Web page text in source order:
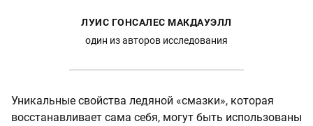
ЛУИС ГОНСАЛЕС МАКДАУЭЛЛ
один из авторов исследования
Уникальные свойства ледяной «смазки», которая
восстанавливает сама себя, могут быть использованы